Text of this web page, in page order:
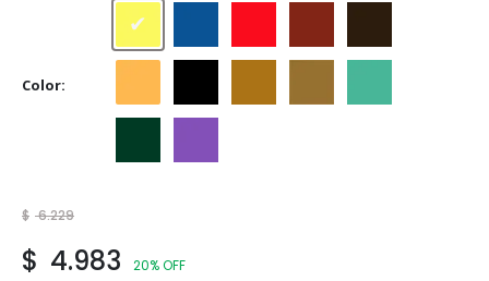
Color
Amarillo
$ 6.229
$ 4.983 20% OFF